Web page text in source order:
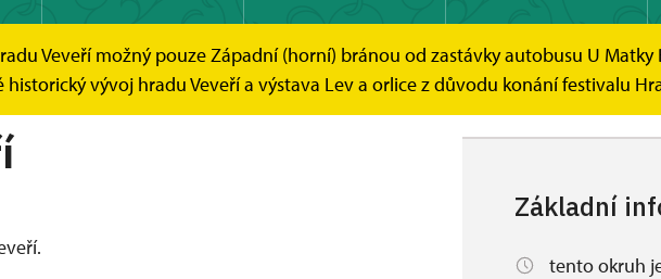
Veveří možný pouze Západní (horní) bránou od zastávky autobusu U Matky
vývoj hradu Veveří a výstava Lev a orlice z důvodu konání festivalu
Prohlídkové okruhy Areál hradu Veveří
Základní
tento okruh